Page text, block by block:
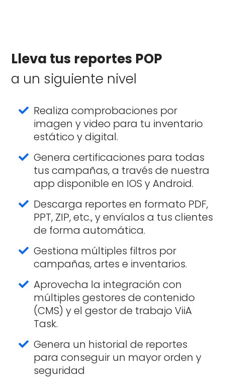
Lleva tus reportes POP
a un siguiente nivel
Realiza comprobaciones por
imagen y video para tu inventario
estático y digital.
Genera certificaciones para todas
tus campañas, a través de nuestra
app disponible en IOS y Android.
Descarga reportes en formato PDF,
PPT, ZIP, etc., y envíalos a tus clientes
de forma automática.
Gestiona múltiples filtros por
campañas, artes e inventarios.
Aprovecha la integración con
múltiples gestores de contenido
(CMS) y el gestor de trabajo ViiA
Task.
Genera un historial de reportes
para conseguir un mayor orden y
seguridad